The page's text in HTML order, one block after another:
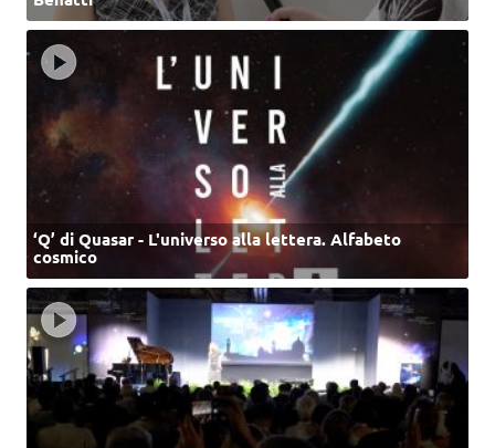
‘Q’ di Quasar - L'universo alla lettera. Alfabeto
cosmico